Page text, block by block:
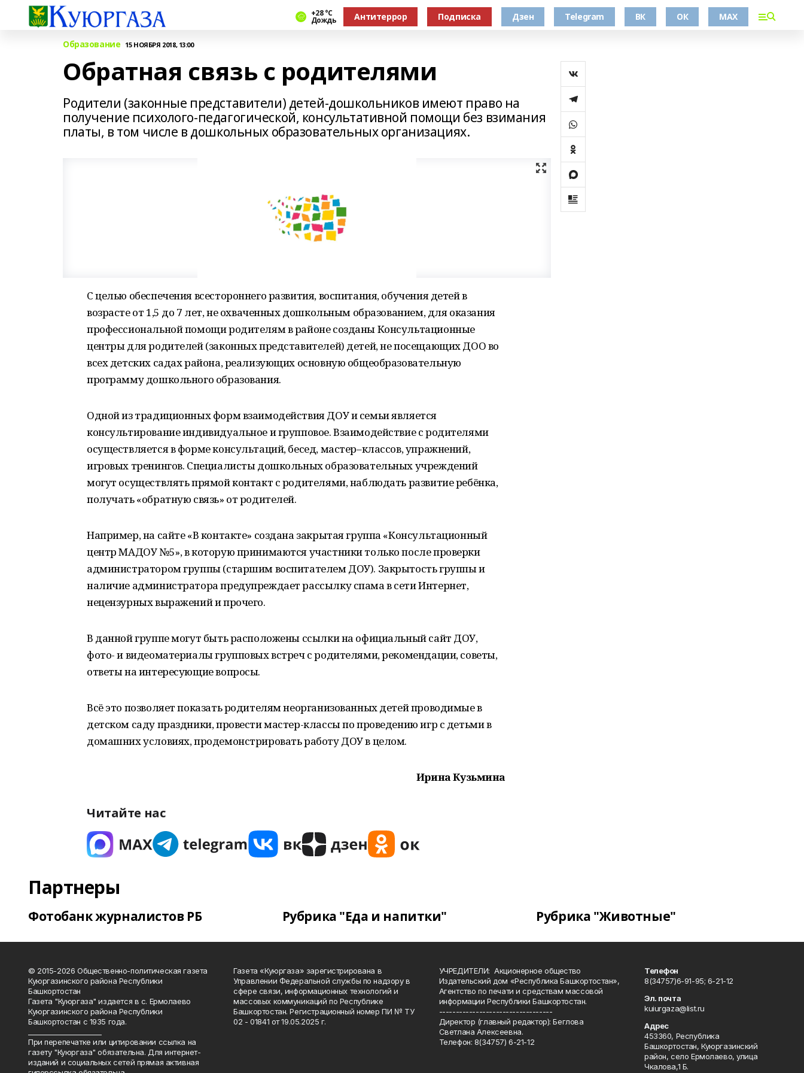
+28 °С
Дождь Антитеррор Подписка Дзен Telegram ВК ОК MAX
Образование 15 НОЯБРЯ 2018, 13:00
Обратная связь с родителями
Родители (законные представители) детей-дошкольников имеют право на
получение психолого-педагогической, консультативной помощи без взимания
платы, в том числе в дошкольных образовательных организациях.
С целью обеспечения всестороннего развития, воспитания, обучения детей в
возрасте от 1,5 до 7 лет, не охваченных дошкольным образованием, для оказания
профессиональной помощи родителям в районе созданы Консультационные
центры для родителей (законных представителей) детей, не посещающих ДОО во
всех детских садах района, реализующих основную общеобразовательную
программу дошкольного образования.
Одной из традиционных форм взаимодействия ДОУ и семьи является
консультирование индивидуальное и групповое. Взаимодействие с родителями
осуществляется в форме консультаций, бесед, мастер–классов, упражнений,
игровых тренингов. Специалисты дошкольных образовательных учреждений
могут осуществлять прямой контакт с родителями, наблюдать развитие ребёнка,
получать «обратную связь» от родителей.
Например, на сайте «В контакте» создана закрытая группа «Консультационный
центр МАДОУ №5», в которую принимаются участники только после проверки
администратором группы (старшим воспитателем ДОУ). Закрытость группы и
наличие администратора предупреждает рассылку спама в сети Интернет,
нецензурных выражений и прочего.
В данной группе могут быть расположены ссылки на официальный сайт ДОУ,
фото- и видеоматериалы групповых встреч с родителями, рекомендации, советы,
ответы на интересующие вопросы.
Всё это позволяет показать родителям неорганизованных детей проводимые в
детском саду праздники, провести мастер-классы по проведению игр с детьми в
домашних условиях, продемонстрировать работу ДОУ в целом.
Ирина Кузьмина
Читайте нас
Партнеры
Фотобанк журналистов РБ Рубрика "Еда и напитки" Рубрика "Животные"
© 2015-2026 Общественно-политическая газета
Куюргазинского района Республики
Башкортостан
Газета "Куюргаза" издается в с. Ермолаево
Куюргазинского района Республики
Башкортостан с 1935 года.
При перепечатке или цитировании ссылка на
газету "Куюргаза" обязательна. Для интернет-
изданий и социальных сетей прямая активная
Газета «Куюргаза» зарегистрирована в
Управлении Федеральной службы по надзору в
сфере связи, информационных технологий и
массовых коммуникаций по Республике
Башкортостан. Регистрационный номер ПИ № ТУ
02 - 01841 от 19.05.2025 г.
УЧРЕДИТЕЛИ: Акционерное общество
Издательский дом «Республика Башкортостан»,
Агентство по печати и средствам массовой
информации Республики Башкортостан.
----------------------------------
Директор (главный редактор): Беглова
Светлана Алексеевна.
Телефон: 8(34757) 6-21-12
Телефон
8(34757)6-91-95; 6-21-12
Эл. почта
kuiurgaza@list.ru
Адрес
453360, Республика
Башкортостан, Куюргазинский
район, село Ермолаево, улица
Чкалова,1 Б.